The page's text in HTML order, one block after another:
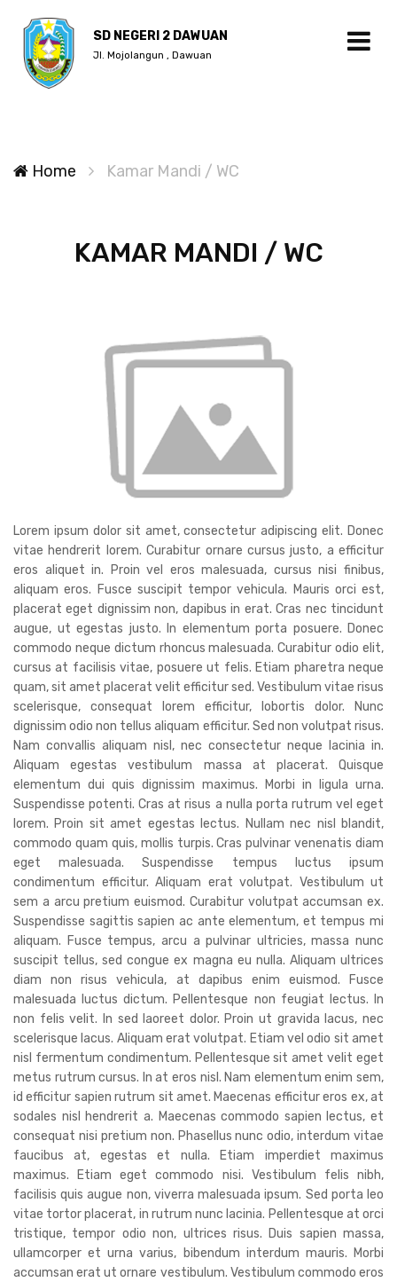
SD NEGERI 2 DAWUAN
Jl. Mojolangun , Dawuan
Home Kamar Mandi / WC
KAMAR MANDI / WC
Lorem ipsum dolor sit amet, consectetur adipiscing elit. Donec
vitae hendrerit lorem. Curabitur ornare cursus justo, a efficitur
eros aliquet in. Proin vel eros malesuada, cursus nisi finibus,
aliquam eros. Fusce suscipit tempor vehicula. Mauris orci est,
placerat eget dignissim non, dapibus in erat. Cras nec tincidunt
augue, ut egestas justo. In elementum porta posuere. Donec
commodo neque dictum rhoncus malesuada. Curabitur odio elit,
cursus at facilisis vitae, posuere ut felis. Etiam pharetra neque
quam, sit amet placerat velit efficitur sed. Vestibulum vitae risus
scelerisque, consequat lorem efficitur, lobortis dolor. Nunc
dignissim odio non tellus aliquam efficitur. Sed non volutpat risus.
Nam convallis aliquam nisl, nec consectetur neque lacinia in.
Aliquam egestas vestibulum massa at placerat. Quisque
elementum dui quis dignissim maximus. Morbi in ligula urna.
Suspendisse potenti. Cras at risus a nulla porta rutrum vel eget
lorem. Proin sit amet egestas lectus. Nullam nec nisl blandit,
commodo quam quis, mollis turpis. Cras pulvinar venenatis diam
eget malesuada. Suspendisse tempus luctus ipsum
condimentum efficitur. Aliquam erat volutpat. Vestibulum ut
sem a arcu pretium euismod. Curabitur volutpat accumsan ex.
Suspendisse sagittis sapien ac ante elementum, et tempus mi
aliquam. Fusce tempus, arcu a pulvinar ultricies, massa nunc
suscipit tellus, sed congue ex magna eu nulla. Aliquam ultrices
diam non risus vehicula, at dapibus enim euismod. Fusce
malesuada luctus dictum. Pellentesque non feugiat lectus. In
non felis velit. In sed laoreet dolor. Proin ut gravida lacus, nec
scelerisque lacus. Aliquam erat volutpat. Etiam vel odio sit amet
nisl fermentum condimentum. Pellentesque sit amet velit eget
metus rutrum cursus. In at eros nisl. Nam elementum enim sem,
id efficitur sapien rutrum sit amet. Maecenas efficitur eros ex, at
sodales nisl hendrerit a. Maecenas commodo sapien lectus, et
consequat nisi pretium non. Phasellus nunc odio, interdum vitae
faucibus at, egestas et nulla. Etiam imperdiet maximus
maximus. Etiam eget commodo nisi. Vestibulum felis nibh,
facilisis quis augue non, viverra malesuada ipsum. Sed porta leo
vitae tortor placerat, in rutrum nunc lacinia. Pellentesque at orci
tristique, tempor odio non, ultrices risus. Duis sapien massa,
ullamcorper et urna varius, bibendum interdum mauris. Morbi
accumsan erat ut ornare vestibulum. Vestibulum commodo eros